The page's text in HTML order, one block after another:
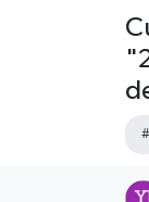
Süper Lig
Son
Haber